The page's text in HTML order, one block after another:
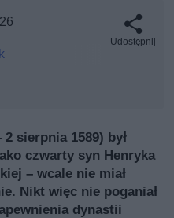
Udostępnij
sierpnia 1589) był
czwarty syn Henryka
– wcale nie miał
Nikt więc nie poganiał
dynastii